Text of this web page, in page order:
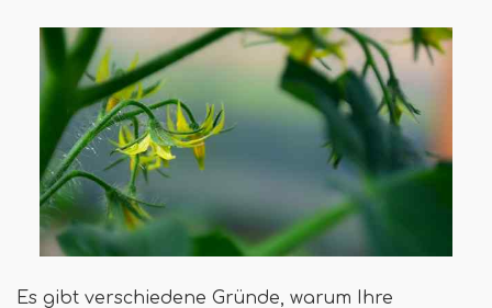
Es gibt verschiedene Gründe, warum Ihre